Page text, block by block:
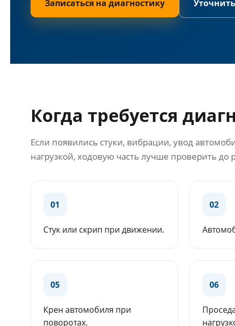
Записаться на диагностику
Когда требуется
Если появились стуки, вибрации, увод
нагрузкой, ходовую часть лучше проверить до
01
Стук или скрип при движении.
02
05
Крен автомобиля при
поворотах.
06